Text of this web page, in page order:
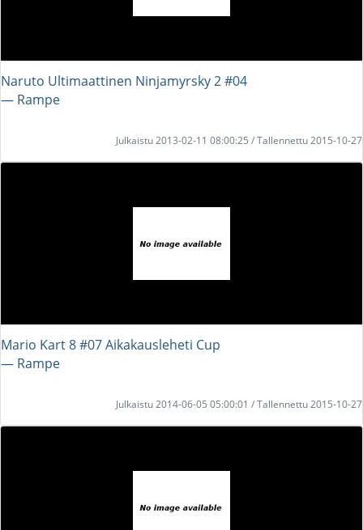
Naruto Ultimaattinen Ninjamyrsky 2 #04
― Rampe
Julkaistu 2013-02-11 08:00:25 / Tallennettu 2015-10-27
Mario Kart 8 #07 Aikakausleheti Cup
― Rampe
Julkaistu 2014-06-05 05:00:01 / Tallennettu 2015-10-27